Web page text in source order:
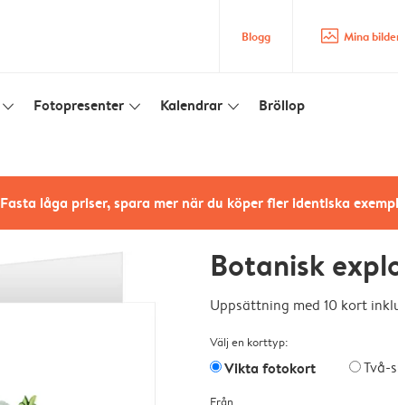
Blogg image_placeholder Mina
slim_arrow_down Fotopresenter slim_arrow_down Kalendrar slim_arrow_down Bröllop
Fasta låga priser, spara mer när du köper fler identiska
Botanisk
Uppsättning med 10 kort
Välj en korttyp:
Vikta fotokort Två-
Från